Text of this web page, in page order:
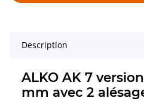
Description
ALKO AK 7
mm avec 2